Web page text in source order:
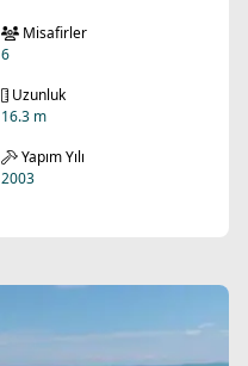
Misafirler
6
Uzunluk
16.3 m
Yapım Yılı
2003